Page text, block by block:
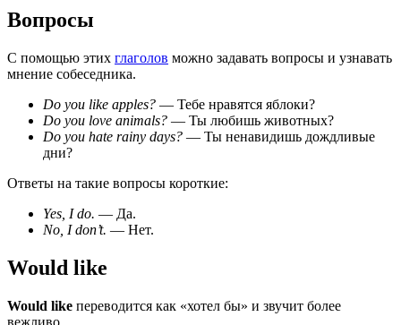
Вопросы
С помощью этих глаголов можно задавать вопросы и узнавать
мнение собеседника.
Do you like apples? — Тебе нравятся яблоки?
Do you love animals? — Ты любишь животных?
Do you hate rainy days? — Ты ненавидишь дождливые
дни?
Ответы на такие вопросы короткие:
Yes, I do. — Да.
No, I don’t. — Нет.
Would like
Would like переводится как «хотел бы» и звучит более
вежливо.